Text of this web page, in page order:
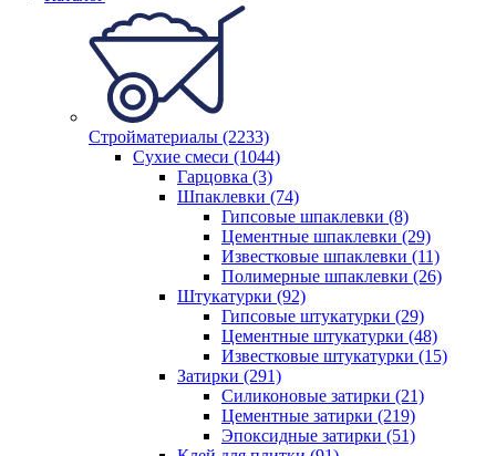
Стройматериалы (2233)
Сухие смеси (1044)
Гарцовка (3)
Шпаклевки (74)
Гипсовые шпаклевки (8)
Цементные шпаклевки (29)
Известковые шпаклевки (11)
Полимерные шпаклевки (26)
Штукатурки (92)
Гипсовые штукатурки (29)
Цементные штукатурки (48)
Известковые штукатурки (15)
Затирки (291)
Силиконовые затирки (21)
Цементные затирки (219)
Эпоксидные затирки (51)